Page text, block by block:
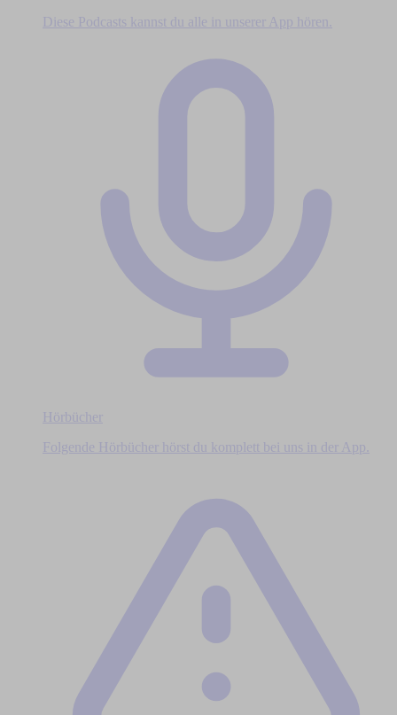
Diese Podcasts kannst du alle in unserer App hören.
Hörbücher
Folgende Hörbücher hörst du komplett bei uns in der App.